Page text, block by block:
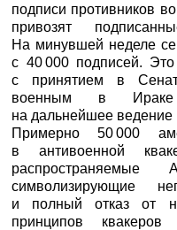
подписи противников
привозят
На минувшей неделе
с 40 000 подписей.
с принятием в
военным в Ираке
на дальнейшее ведение
Примерно 50 000
в антивоенной
символизирующие
и полный отказ от
принципов